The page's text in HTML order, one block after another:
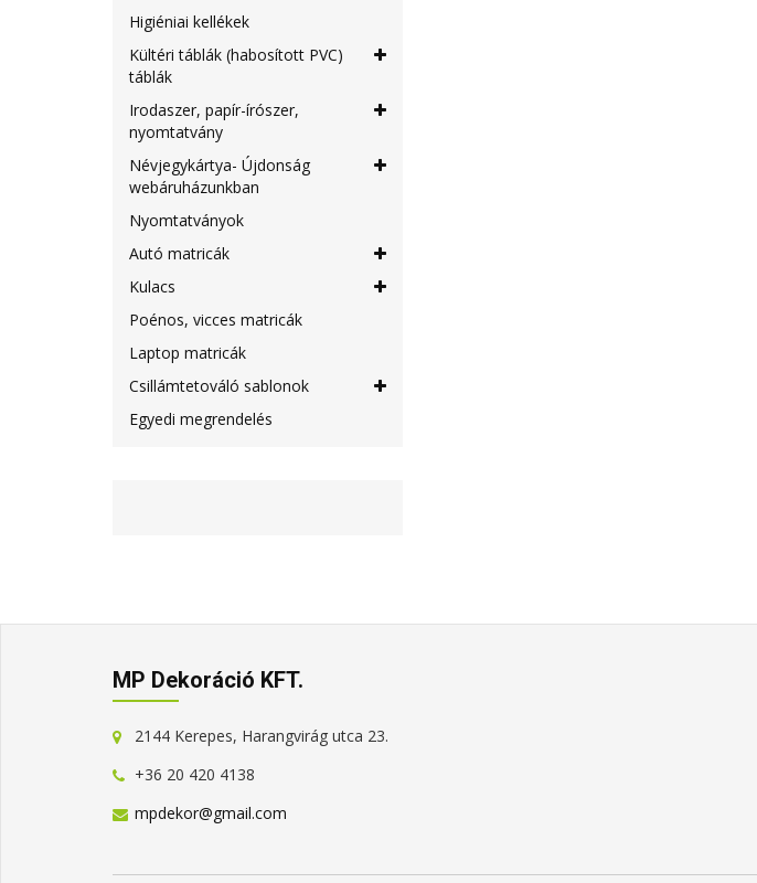
Higiéniai kellékek
Kültéri táblák (habosított PVC)
táblák
Irodaszer, papír-írószer,
nyomtatvány
Névjegykártya- Újdonság
webáruházunkban
Nyomtatványok
Autó matricák
Kulacs
Poénos, vicces matricák
Laptop matricák
Csillámtetováló sablonok
Egyedi megrendelés
MP Dekoráció KFT.
2144 Kerepes, Harangvirág utca 23.
+36 20 420 4138
mpdekor@gmail.com